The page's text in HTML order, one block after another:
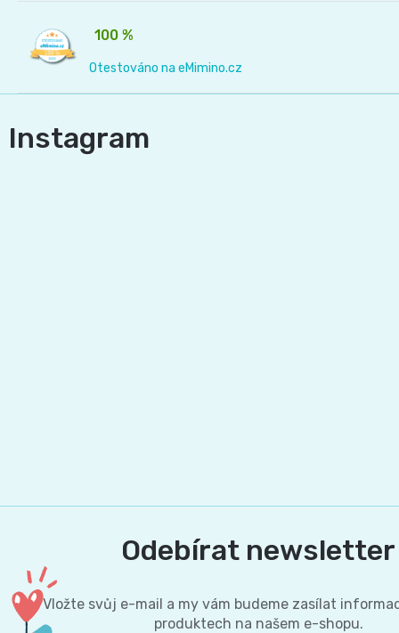
100 %
Otestováno na eMimino.cz
Instagram
Odebírat newsletter
Vložte svůj e-mail a my vám budeme zasílat
produktech na našem e-shopu.